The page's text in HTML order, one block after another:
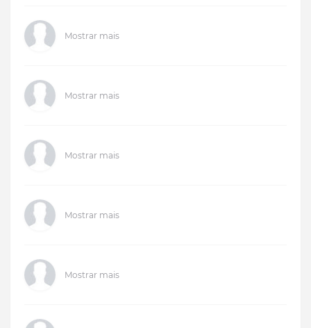
Mostrar mais
Mostrar mais
Mostrar mais
Mostrar mais
Mostrar mais